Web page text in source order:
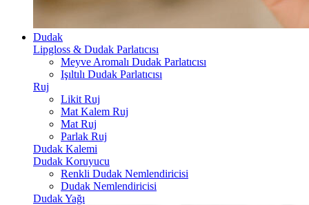
Dudak
Lipgloss & Dudak Parlatıcısı
Meyve Aromalı Dudak Parlatıcısı
Işıltılı Dudak Parlatıcısı
Ruj
Likit Ruj
Mat Kalem Ruj
Mat Ruj
Parlak Ruj
Dudak Kalemi
Dudak Koruyucu
Renkli Dudak Nemlendiricisi
Dudak Nemlendiricisi
Dudak Yağı